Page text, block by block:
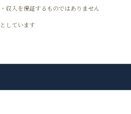
収入を保証するものではありません
しています